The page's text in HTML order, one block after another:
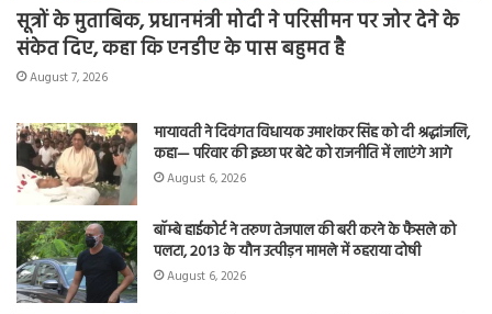
सूत्रों के मुताबिक, प्रधानमंत्री मोदी ने परिसीमन पर जोर देने के
संकेत दिए, कहा कि एनडीए के पास बहुमत है
August 7, 2026
मायावती ने दिवंगत विधायक उमाशंकर सिंह को दी श्रद्धांजलि,
कहा— परिवार की इच्छा पर बेटे को राजनीति में लाएंगे आगे
August 6, 2026
बॉम्बे हाईकोर्ट ने तरुण तेजपाल की बरी करने के फैसले को
पलटा, 2013 के यौन उत्पीड़न मामले में ठहराया दोषी
August 6, 2026